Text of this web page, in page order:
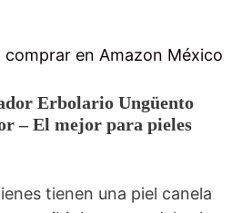
comprar en Amazon México
Erbolario Ungüento
– El mejor para pieles
tienen una piel canela